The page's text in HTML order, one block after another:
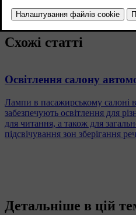
Схожі статті
Освітлення салону
Лампи в пасажирському салоні
забезпечують освітлення для
для читання, а також для
підсвічування зон зберігання
Детальніше в цій